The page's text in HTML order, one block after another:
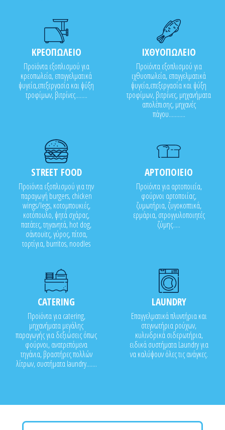
ΚΡΕΟΠΩΛΕΙΟ
Προϊόντα εξοπλισμού για
κρεοπωλεία, επαγγελματικά
ψυγεία,επεξεργασία και ψύξη
τροφίμων, βιτρίνες........
ΙΧΘΥΟΠΩΛΕΙΟ
Προϊόντα εξοπλισμού για
ιχθυοπωλεία, επαγγελματικά
ψυγεία,επεξεργασία και ψύξη
τροφίμων, βιτρίνες, μηχανήματα
απολέπισης, μηχανές
πάγου...........
STREET FOOD
Προϊόντα εξοπλισμού για την
παραγωγή burgers, chicken
wings/legs, κοτομπουκιές,
κοτόπουλο, ψητά σχάρας,
πατάτες, τηγανητά, hot dog,
σάντουϊτς, γύρος, πίτσα,
τορτίγια, burritos, noodles
ΑΡΤΟΠΟΙΕΙΟ
Προϊόντα για αρτοποιεία,
φούρνοι αρτοποιίας,
ζυμωτήρια, ζυγοκοπτικά,
ερμάρια, στρογγυλοποιητές
ζύμης.....
CATERING
Προϊόντα για catering,
μηχανήματα μεγάλης
παραγωγής για δεξιώσεις όπως
φούρνοι, ανατρεπόμενα
τηγάνια, βραστήρες πολλών
λίτρων, συστήματα laundry.......
LAUNDRY
Επαγγελματικά πλυντήρια και
στεγνωτήρια ρούχων,
κυλινδρικά σιδερωτήρια,
ειδικά συστήματα Laundry για
να καλύψουν όλες τις ανάγκες.